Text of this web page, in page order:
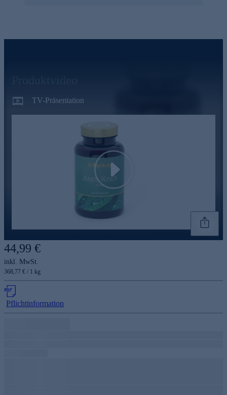
TV-Präsentation
Play
44,99 €
inkl. MwSt.
368,77 € / 1 kg
Pflichtinformation